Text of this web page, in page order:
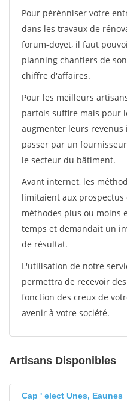
Pour pérénniser votre
dans les travaux de
forum-doyet, il faut
planning chantiers de
chiffre d'affaires.
Pour les meilleurs
parfois suffire mais pour
augmenter leurs
passer par un
le secteur du bâtiment.
Avant internet, les
limitaient aux prospectus
méthodes plus ou moins
temps et demandait un
de résultat.
L'utilisation de notre
permettra de recevoir
fonction des creux de
avenir à votre société.
Artisans Disponibles
Cap ' elect Unes, Eaunes